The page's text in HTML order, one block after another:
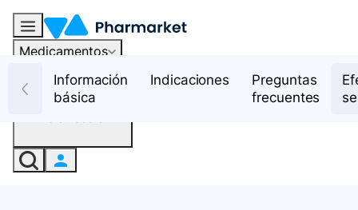
Medicamentos
RecursosInformación
básica
Indicaciones
Preguntas
frecuentes